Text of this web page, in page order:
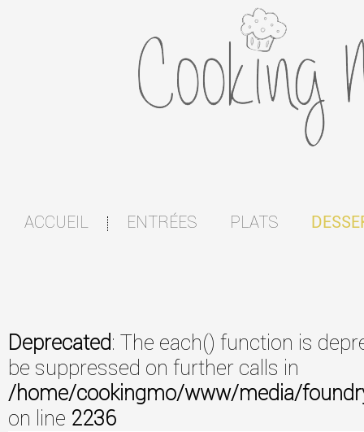
ACCUEIL ENTRÉES PLATS
Deprecated: The each() function is
be suppressed on further calls in
/home/cookingmo/www/media/
on line 2236